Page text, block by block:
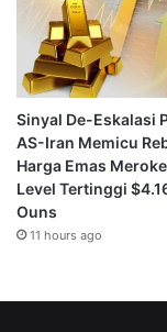
Sinyal De-Eskalasi
AS-Iran Memicu
Harga Emas
Level Tertinggi
Ouns
11 hours ago